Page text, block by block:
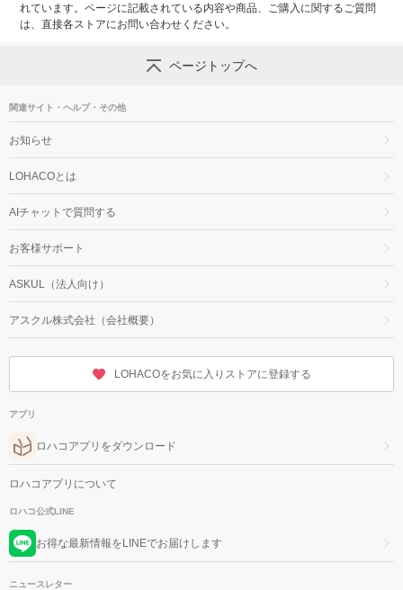
れています。ページに記載されている内容や商品、ご購入に関するご質問
は、直接各ストアにお問い合わせください。
ページトップへ
関連サイト・ヘルプ・その他
お知らせ
LOHACOとは
AIチャットで質問する
お客様サポート
ASKUL（法人向け）
アスクル株式会社（会社概要）
LOHACOをお気に入りストアに登録する
アプリ
ロハコアプリをダウンロード
ロハコアプリについて
ロハコ公式LINE
お得な最新情報をLINEでお届けします
ニュースレター